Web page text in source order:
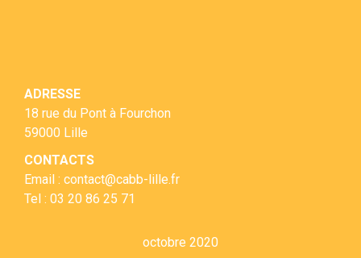
ADRESSE
18 rue du Pont à Fourchon
59000 Lille
CONTACTS
Email : contact@cabb-lille.fr
Tel : 03 20 86 25 71
octobre 2020